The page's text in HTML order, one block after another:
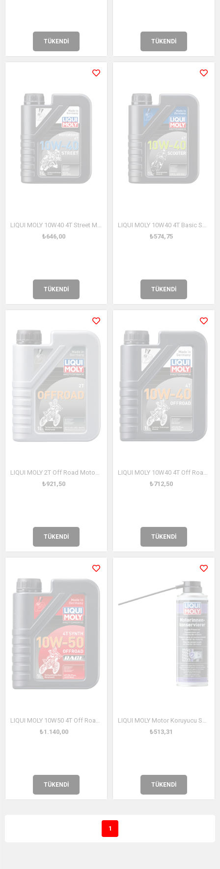
TÜKENDI TÜKENDI
TÜKENDI
₺646,00
TÜKENDI
₺574,75
TÜKENDI
LIQUI MOLY 2T Off Road Motosiklet Yarı Sentetik Motor Yağı 1 Litre (3065)
₺921,50
TÜKENDI
LIQUI MOLY 10W40 4T Off Road Motosiklet Tam Sentetik Motor Yağı 1Litre (3055)
₺712,50
TÜKENDI
₺1.140,00
TÜKENDI
₺513,31
1